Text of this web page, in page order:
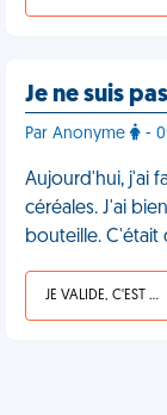
Je ne suis
Par Anonyme -
Aujourd'hui, j'ai
céréales. J'ai
bouteille. C'était
JE VALIDE, C'EST UNE VDM